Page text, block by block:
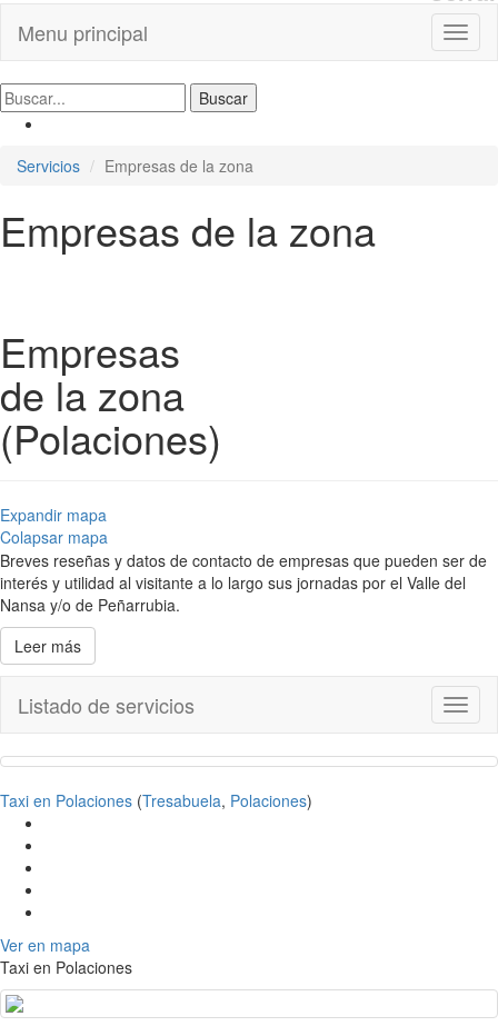
Menu principal
Servicios Empresas de la zona
Empresas de la zona
Empresas
de la zona
(Polaciones)
Expandir mapa
Colapsar mapa
Breves reseñas y datos de contacto de empresas que pueden ser de
interés y utilidad al visitante a lo largo sus jornadas por el Valle del
Nansa y/o de Peñarrubia.
Leer más
Listado de servicios
Taxi en Polaciones (Tresabuela, Polaciones)
Ver en mapa
Taxi en Polaciones